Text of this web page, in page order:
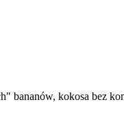
bananów, kokosa bez